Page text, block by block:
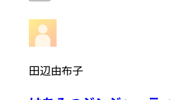
田辺由布子